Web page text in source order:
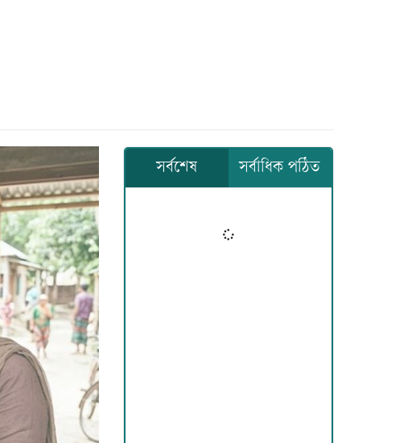
সর্বশেষ সর্বাধিক পঠিত